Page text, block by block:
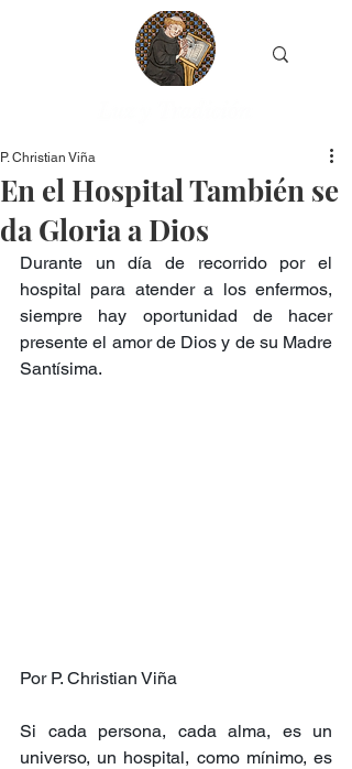
En el Hospital También se
da Gloria a Dios
P. Christian Viña
Durante un día de recorrido por el
hospital para atender a los enfermos,
siempre hay oportunidad de hacer
presente el amor de Dios y de su Madre
Santísima.
Por P. Christian Viña
Si cada persona, cada alma, es un
universo, un hospital, como mínimo, es